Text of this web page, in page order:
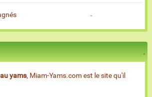
-
yams, Miam-Yams.com est le site qu'il